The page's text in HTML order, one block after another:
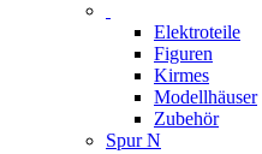
Elektroteile
Figuren
Kirmes
Modellhäuser
Zubehör
Spur N